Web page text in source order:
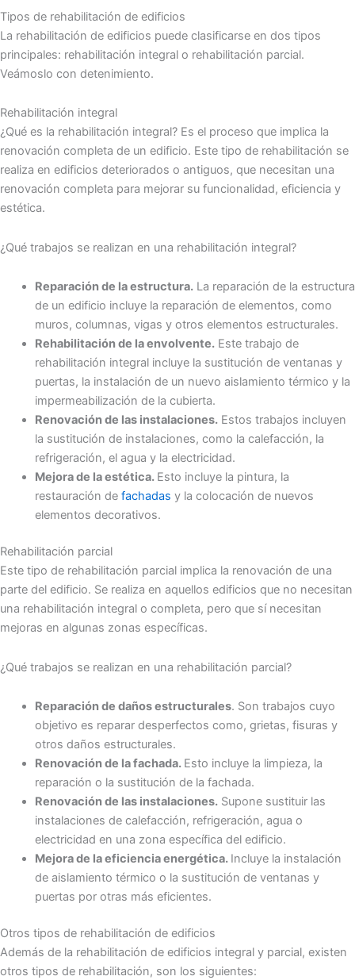
Tipos de rehabilitación de edificios
La rehabilitación de edificios puede clasificarse en dos tipos
principales: rehabilitación integral o rehabilitación parcial.
Veámoslo con detenimiento.
Rehabilitación integral
¿Qué es la rehabilitación integral? Es el proceso que implica la
renovación completa de un edificio. Este tipo de rehabilitación se
realiza en edificios deteriorados o antiguos, que necesitan una
renovación completa para mejorar su funcionalidad, eficiencia y
estética.
¿Qué trabajos se realizan en una rehabilitación integral?
Reparación de la estructura.La reparación de la estructura
de un edificio incluye la reparación de elementos, como
muros, columnas, vigas y otros elementos estructurales.
Rehabilitación de la envolvente.Este trabajo de
rehabilitación integral incluye la sustitución de ventanas y
puertas, la instalación de un nuevo aislamiento térmico y la
impermeabilización de la cubierta.
Renovación de las instalaciones.Estos trabajos incluyen
la sustitución de instalaciones, como la calefacción, la
refrigeración, el agua y la electricidad.
Mejora de la estética. Esto incluye la pintura, la
restauración defachadas y la colocación de nuevos
elementos decorativos.
Rehabilitación parcial
Este tipo de rehabilitación parcial implica la renovación de una
parte del edificio. Se realiza en aquellos edificios que no necesitan
una rehabilitación integral o completa, pero que sí necesitan
mejoras en algunas zonas específicas.
¿Qué trabajos se realizan en una rehabilitación parcial?
Reparación de daños estructurales. Son trabajos cuyo
objetivo es reparar desperfectos como, grietas, fisuras y
otros daños estructurales.
Renovación de la fachada. Esto incluye la limpieza, la
reparación o la sustitución de la fachada.
Renovación de las instalaciones.Supone sustituir las
instalaciones de calefacción, refrigeración, agua o
electricidad en una zona específica del edificio.
Mejora de la eficiencia energética. Incluye la instalación
de aislamiento térmico o la sustitución de ventanas y
puertas por otras más eficientes.
Otros tipos de rehabilitación de edificios
Además de la rehabilitación de edificios integral y parcial, existen
otros tipos de rehabilitación, son los siguientes: